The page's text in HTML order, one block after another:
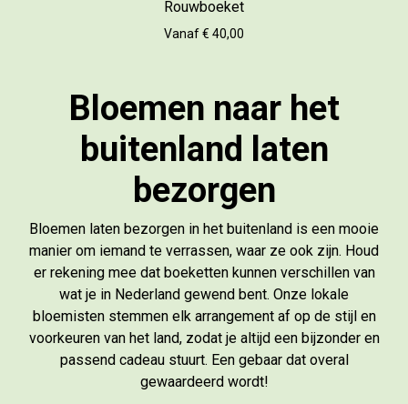
Rouwboeket
Vanaf € 40,00
Bloemen naar het
buitenland laten
bezorgen
Bloemen laten bezorgen in het buitenland is een mooie
manier om iemand te verrassen, waar ze ook zijn. Houd
er rekening mee dat boeketten kunnen verschillen van
wat je in Nederland gewend bent. Onze lokale
bloemisten stemmen elk arrangement af op de stijl en
voorkeuren van het land, zodat je altijd een bijzonder en
passend cadeau stuurt. Een gebaar dat overal
gewaardeerd wordt!